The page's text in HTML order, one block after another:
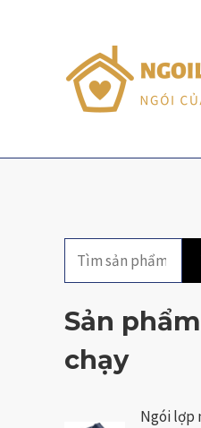
T
k
i
Sản
chạy
Ngói lợp